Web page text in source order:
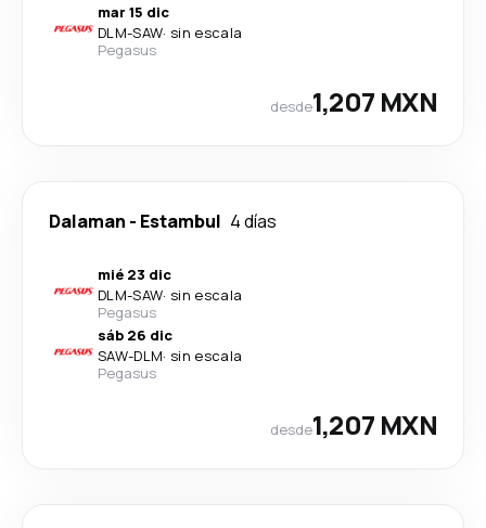
mar 15 dic
DLM-SAW· sin escala
Pegasus
desde1,207 MXN
Dalaman - Estambul 4 días
mié 23 dic
DLM-SAW· sin escala
Pegasus
sáb 26 dic
SAW-DLM· sin escala
Pegasus
desde1,207 MXN